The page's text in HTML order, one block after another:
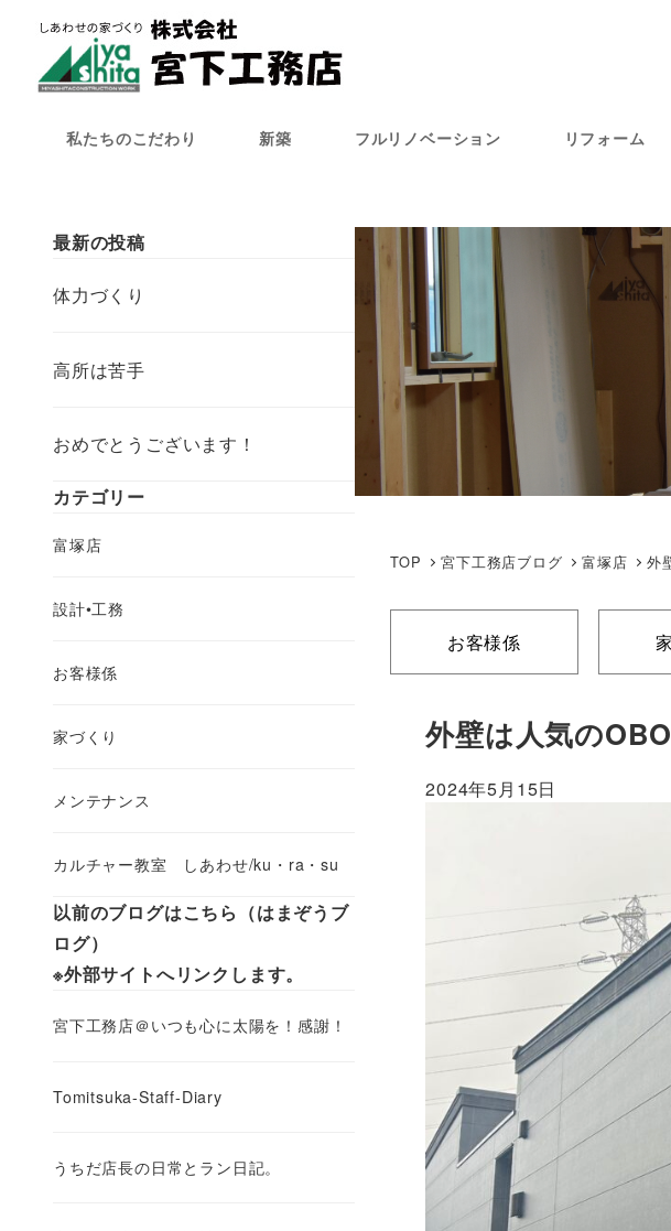
私たちのこだわり 新築 フルリノベーション リフォーム
TOP 宮下工務店ブログ 富塚店 外
お客様係
外壁は人気の
2024年5月15日
最新の投稿
体力づくり
高所は苦手
おめでとうございます！
カテゴリー
富塚店
設計•工務
お客様係
家づくり
メンテナンス
カルチャー教室 しあわせ/ku・ra・su
以前のブログはこちら（はまぞうブ
ログ）
※外部サイトへリンクします。
宮下工務店＠いつも心に太陽を！感謝！
Tomitsuka-Staff-Diary
うちだ店長の日常とラン日記。